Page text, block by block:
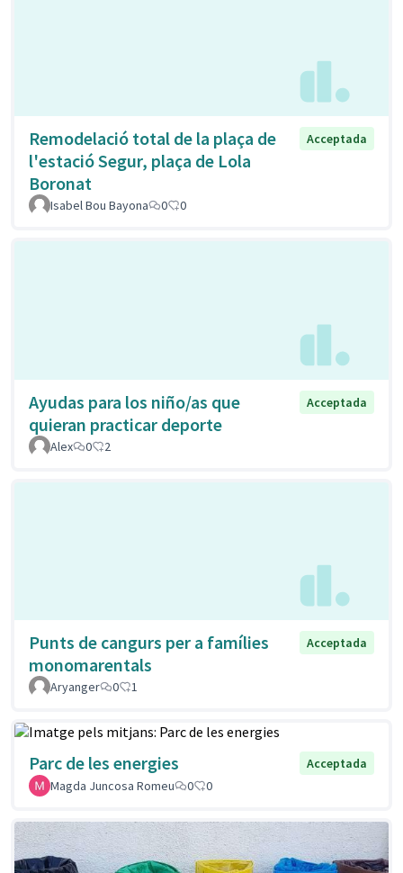
Remodelació total de la plaça de
l'estació Segur, plaça de Lola
Boronat
Acceptada
Isabel Bou Bayona 0 0
Ayudas para los niño/as que
quieran practicar deporte
Acceptada
Alex 0 2
Punts de cangurs per a famílies
monomarentals
Acceptada
Aryanger 0 1
Parc de les energies
Acceptada
Magda Juncosa Romeu
0 0